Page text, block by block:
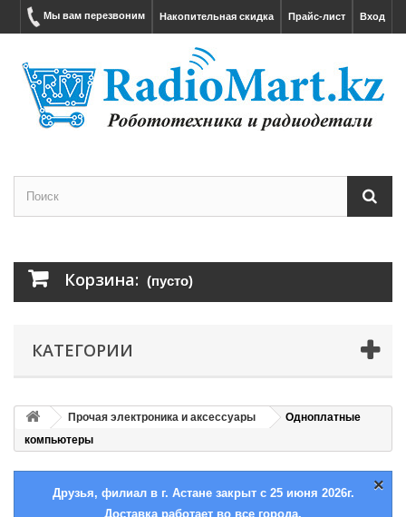
Вход
Прайс-лист
Накопительная скидка
Мы вам перезвоним
Корзина: (пусто)
КАТЕГОРИИ
Прочая электроника и аксессуары
Одноплатные
компьютеры
×
Друзья, филиал в г. Астане закрыт с 25 июня 2026г.
Доставка работает во все города.